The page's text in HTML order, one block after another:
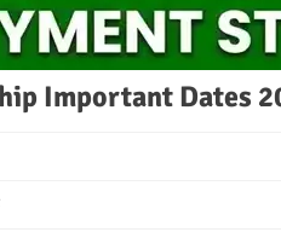
Important Dates